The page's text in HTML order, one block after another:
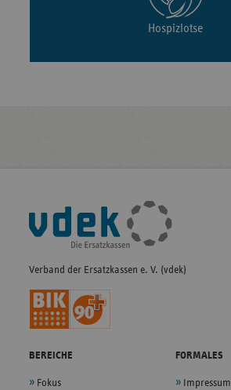
Hospizlotse
Fußleisten-
Navigation
Verband der Ersatzkassen e. V. (vdek)
BEREICHE
Fokus
FORMALES
Impressum